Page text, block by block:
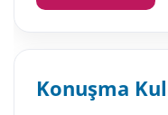
Konuşma